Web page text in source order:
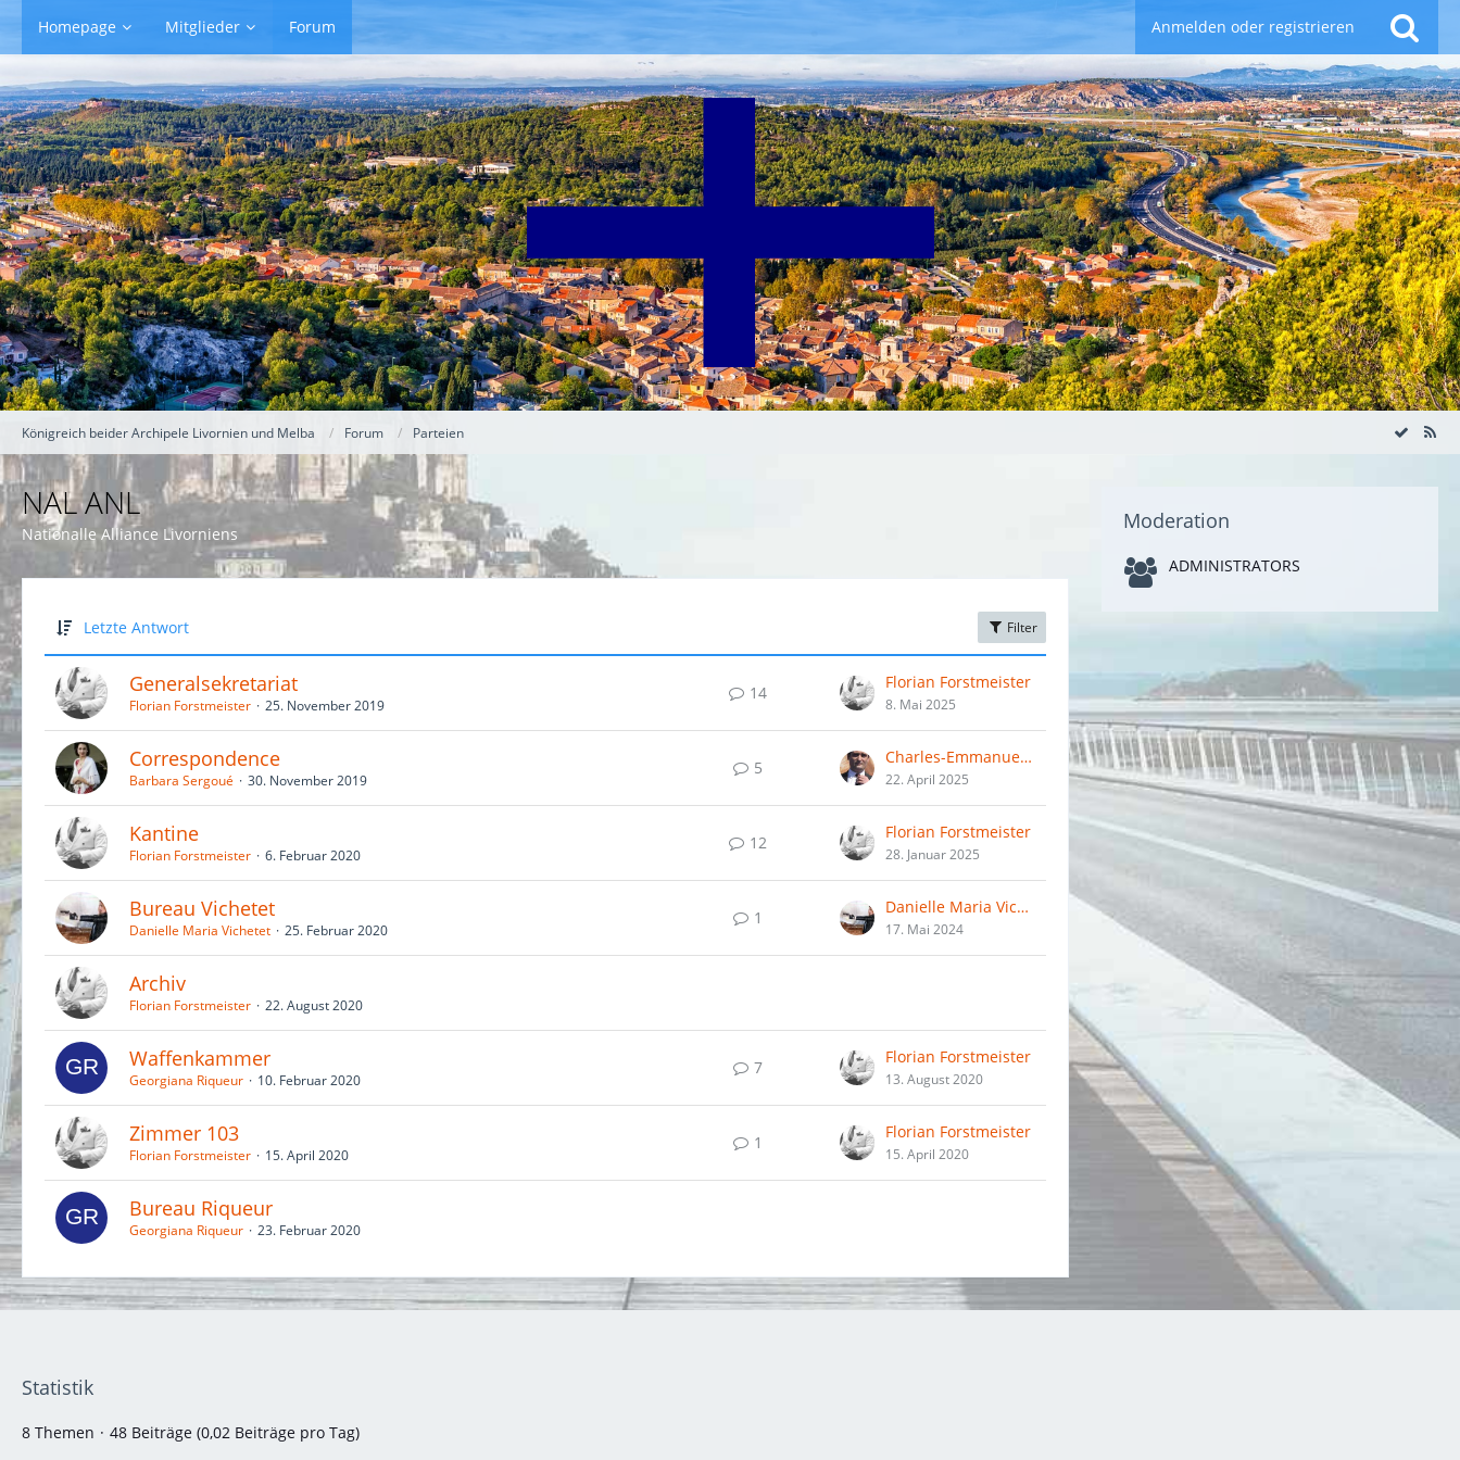
Homepage Mitglieder Forum Anmelden oder registrieren
Königreich beider Archipele Livornien und Melba Forum Parteien
NAL ANL
Nationalle Alliance Livorniens
Letzte Antwort Filter
Generalsekretariat
Florian Forstmeister 25. November 2019
14
Florian Forstmeister
8. Mai 2025
Correspondence
Barbara Sergoué 30. November 2019
5
Charles-Emmanuel Ekadez
22. April 2025
Kantine
Florian Forstmeister 6. Februar 2020
12
Florian Forstmeister
28. Januar 2025
Bureau Vichetet
Danielle Maria Vichetet 25. Februar 2020
1
Danielle Maria Vichetet
17. Mai 2024
Archiv
Florian Forstmeister 22. August 2020
Waffenkammer
Georgiana Riqueur 10. Februar 2020
7
Florian Forstmeister
13. August 2020
Zimmer 103
Florian Forstmeister 15. April 2020
1
Florian Forstmeister
15. April 2020
Bureau Riqueur
Georgiana Riqueur 23. Februar 2020
Moderation
ADMINISTRATORS
Statistik
8 Themen 48 Beiträge (0,02 Beiträge pro Tag)